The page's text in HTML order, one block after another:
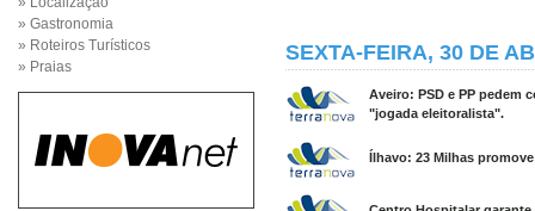
» Gastronomia
» Roteiros Turísticos
» Praias
SEXTA-FEIRA, 30 DE
Aveiro: PSD e PP pedem
"jogada eleitoralista".
Ílhavo: 23 Milhas